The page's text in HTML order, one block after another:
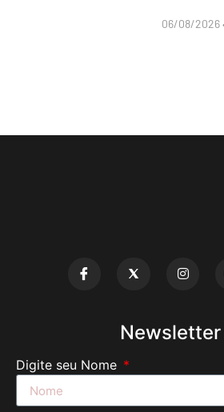
06/08/2026
Newsletter
Digite seu Nome